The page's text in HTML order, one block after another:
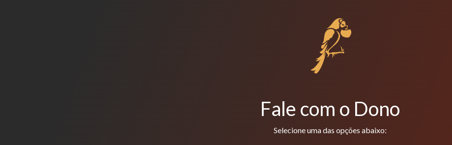
Fale com o Dono
Selecione uma das opções abaixo: